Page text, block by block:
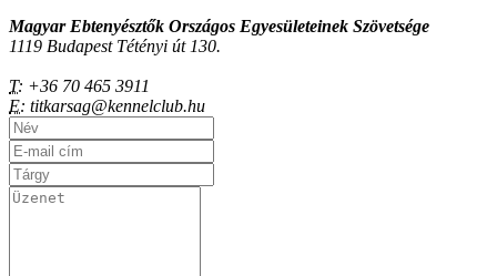
Magyar Ebtenyésztők Országos Egyesületeinek Szövetsége
1119 Budapest Tétényi út 130.
T: +36 70 465 3911
E: titkarsag@kennelclub.hu